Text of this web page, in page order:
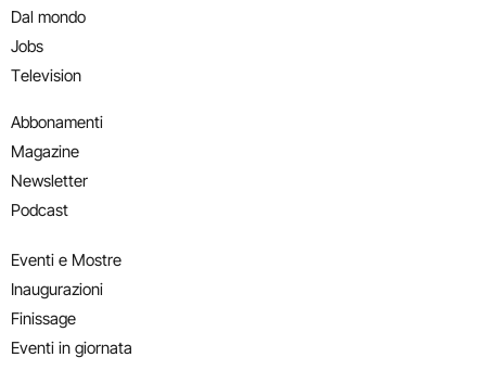
Dal mondo
Jobs
Television
Abbonamenti
Magazine
Newsletter
Podcast
Eventi e Mostre
Inaugurazioni
Finissage
Eventi in giornata